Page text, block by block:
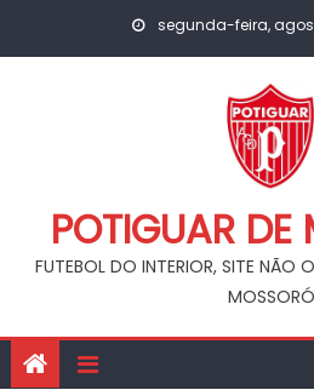
segunda-feira,
POTIGUAR DE
FUTEBOL DO INTERIOR, SITE NÃO
MOSSORÓ